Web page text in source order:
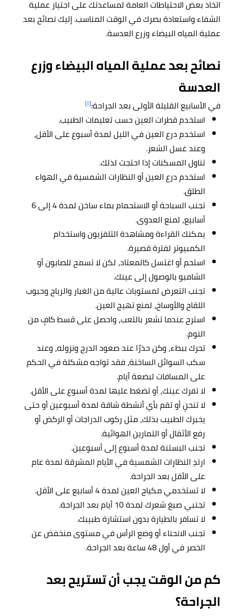
اتخاذ بعض الاحتياطات العامة لمساعدتك على اجتياز عملية
الشفاء واستعادة بصرك في الوقت المناسب. إليك نصائح بعد
عملية المياه البيضاء وزرع العدسة.
نصائح بعد عملية المياه البيضاء وزرع
العدسة
في الأسابيع القليلة الأولى بعد الجراحة:[١]
استخدم قطرات العين حسب تعليمات الطبيب.
استخدم درع العين في الليل لمدة أسبوع على الأقل،
وعند غسل الشعر.
تناول المسكنات إذا احتجت لذلك.
استخدم درع العين أو النظارات الشمسية في الهواء
الطلق.
تجنب السباحة أو الاستحمام بماء ساخن لمدة 4 إلى 6
أسابيع، لمنع العدوى.
يمكنك القراءة ومشاهدة التلفزيون واستخدام
الكمبيوتر لفترة قصيرة.
استحم أو اغتسل كالمعتاد، لكن لا تسمح للصابون أو
الشامبو بالوصول إلى عينك.
تجنب التعرض لمستويات عالية من الغبار والرياح وحبوب
اللقاح والأوساخ، لمنع تهيج العين.
استرح عندما تشعر بالتعب، واحصل على قسط كافٍ من
النوم.
تحرك ببطء، وكن حذرًا عند صعود الدرج ونزوله، وعند
سكب السوائل الساخنة، فقد تواجه مشكلة في الحكم
على المسافات لبضعة أيام.
لا تفرك عينك، أو تضغط عليها لمدة أسبوع على الأقل.
لا تنحنِ أو تقم بأي أنشطة شاقة لمدة أسبوعين أو حتى
يخبرك الطبيب بذلك، مثل ركوب الدراجات أو الركض أو
رفع الأثقال أو التمارين الهوائية.
تجنب البستنة لمدة أسبوع إلى أسبوعين.
ارتدِ النظارات الشمسية في الأيام المشرقة لمدة عام
على الأقل بعد الجراحة.
لا تستخدمي مكياج العين لمدة 4 أسابيع على الأقل.
تجنبي صبغ شعرك لمدة 10 أيام بعد الجراحة.
لا تسافر بالطيارة بدون استشارة طبيبك.
تجنب الانحناء أو وضع الرأس في مستوى منخفض عن
الخصر في أول 48 ساعة بعد الجراحة.
كم من الوقت يجب أن تستريح بعد
الجراحة؟